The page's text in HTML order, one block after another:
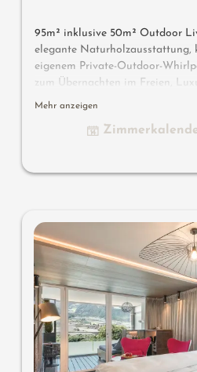
95m² inklusive 50m² Outdoor
elegante Naturholzausstattung,
eigenem Private-Outdoor-
zum Übernachten im Freien,
„Romantic Dream” mit Sleep-Fit-
Dolby-Surround-TV mit DVD,
Mehr anzeigen